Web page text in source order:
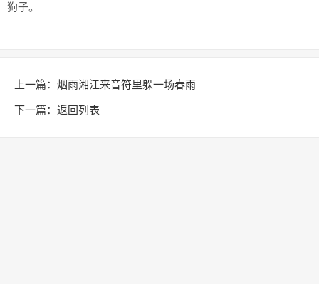
狗子。
上一篇： 烟雨湘江来音符里躲一场春雨
下一篇： 返回列表